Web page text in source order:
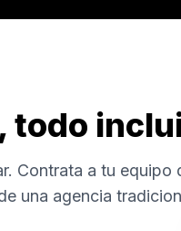
todo
Contrata a tu equipo
una agencia